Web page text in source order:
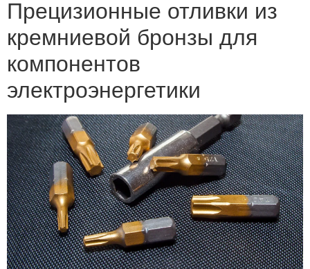
Прецизионные отливки из
кремниевой бронзы для
компонентов
электроэнергетики